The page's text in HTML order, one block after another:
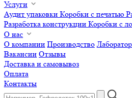
Услуги
Аудит упаковки Коробки с печатью
Разработка конструкции Коробки с
О нас
О компании Производство
Вакансии Отзывы
Доставка и самовывоз
Оплата
Контакты